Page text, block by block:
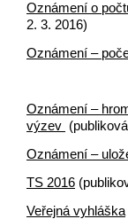
Oznámení o
2. 3. 2016)
Oznámení –
Oznámení –
výzev
Oznámení –
TS 2016
Veřejná vyhláška